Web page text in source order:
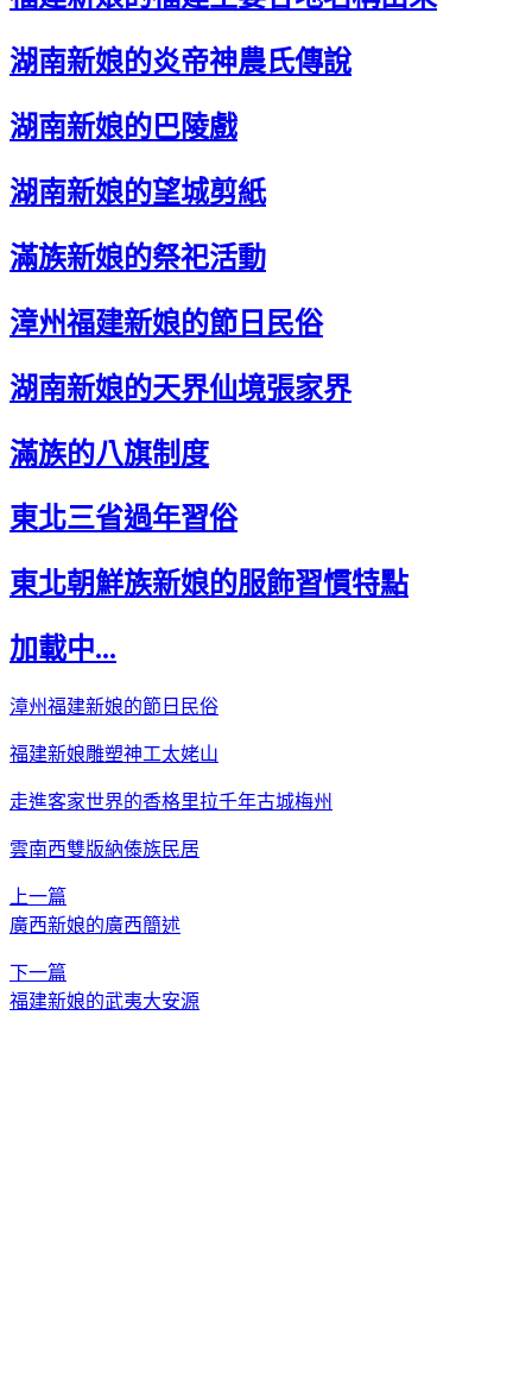
湖南新娘的炎帝神農氏傳說
湖南新娘的巴陵戲
湖南新娘的望城剪紙
滿族新娘的祭祀活動
漳州福建新娘的節日民俗
湖南新娘的天界仙境張家界
滿族的八旗制度
東北三省過年習俗
東北朝鮮族新娘的服飾習慣特點
加載中...
漳州福建新娘的節日民俗
福建新娘雕塑神工太姥山
走進客家世界的香格里拉千年古城梅州
雲南西雙版納傣族民居
上一篇
廣西新娘的廣西簡述
下一篇
福建新娘的武夷大安源